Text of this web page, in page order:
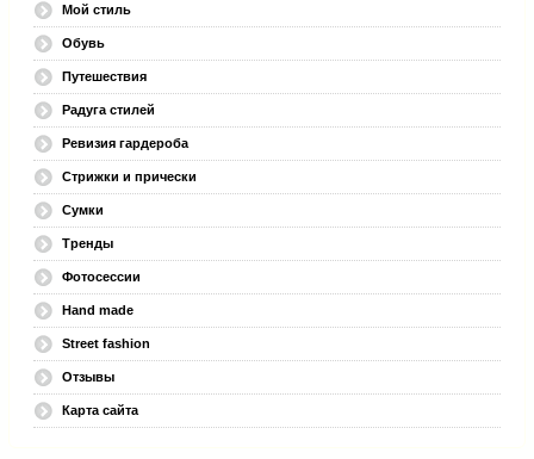
Мой стиль
Обувь
Путешествия
Радуга стилей
Ревизия гардероба
Стрижки и прически
Сумки
Тренды
Фотосессии
Hand made
Street fashion
Отзывы
Карта сайта